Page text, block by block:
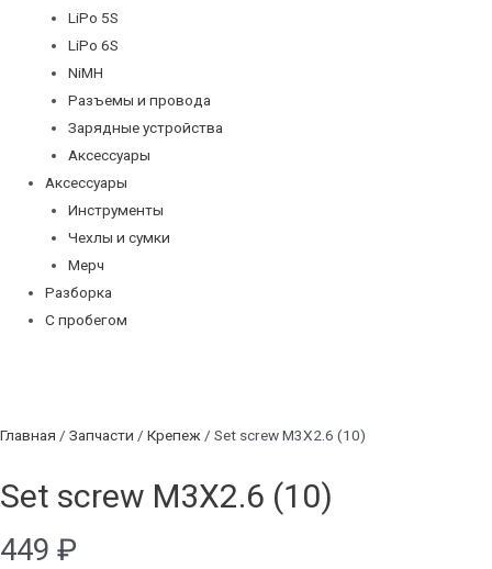
LiPo 5S
LiPo 6S
NiMH
Разъемы и провода
Зарядные устройства
Аксессуары
Аксессуары
Инструменты
Чехлы и сумки
Мерч
Разборка
С пробегом
Главная / Запчасти / Крепеж / Set screw M3X2.6 (10)
Set screw M3X2.6 (10)
449 ₽